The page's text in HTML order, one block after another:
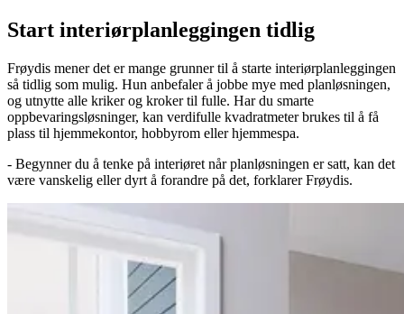
Start interiørplanleggingen tidlig
Frøydis mener det er mange grunner til å starte interiørplanleggingen
så tidlig som mulig. Hun anbefaler å jobbe mye med planløsningen,
og utnytte alle kriker og kroker til fulle. Har du smarte
oppbevaringsløsninger, kan verdifulle kvadratmeter brukes til å få
plass til hjemmekontor, hobbyrom eller hjemmespa.
- Begynner du å tenke på interiøret når planløsningen er satt, kan det
være vanskelig eller dyrt å forandre på det, forklarer Frøydis.